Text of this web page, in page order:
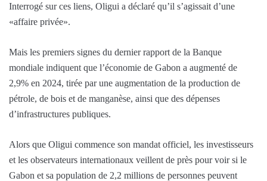
Interrogé sur ces liens, Oligui a déclaré qu’il s’agissait d’une
«affaire privée».
Mais les premiers signes du dernier rapport de la Banque
mondiale indiquent que l’économie de Gabon a augmenté de
2,9% en 2024, tirée par une augmentation de la production de
pétrole, de bois et de manganèse, ainsi que des dépenses
d’infrastructures publiques.
Alors que Oligui commence son mandat officiel, les investisseurs
et les observateurs internationaux veillent de près pour voir si le
Gabon et sa population de 2,2 millions de personnes peuvent